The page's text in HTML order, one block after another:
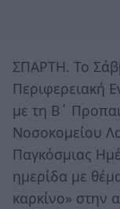
ΣΠΑΡΤΗ. Το
Περιφερειακή
με τη Β΄
Νοσοκομείου
Παγκόσμιας
ημερίδα με
καρκίνο» στην